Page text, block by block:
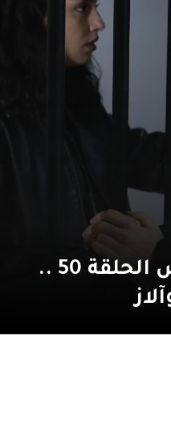
مسلسل المتوحش الحلقة 50 ..